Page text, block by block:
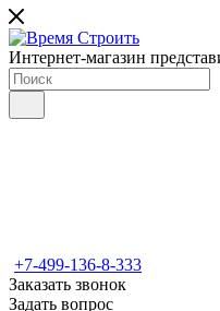
Интернет-магазин
+7-499-136-8-333
Заказать звонок
Задать вопрос